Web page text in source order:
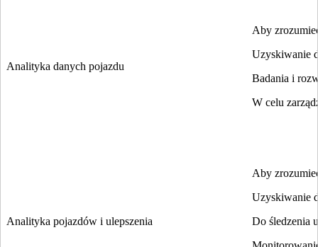
Analityka danych pojazdu
Aby
Uzyskiwanie
Badania i
W celu
Analityka pojazdów i ulepszenia
Aby
Uzyskiwanie
Do śledzenia